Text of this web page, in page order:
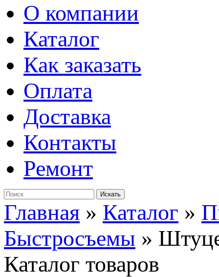
О компании
Каталог
Как заказать
Оплата
Доставка
Контакты
Ремонт
Главная » Каталог »
Быстросъемы »
Каталог товаров